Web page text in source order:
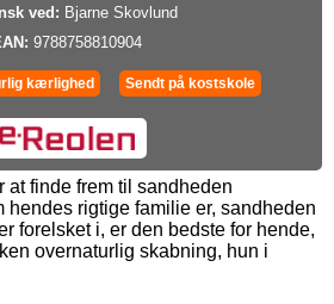
ved: Bjarne Skovlund
9788758810904
kærlighed Sendt på kostskole
at finde frem til sandheden
hendes rigtige familie er, sandheden
forelsket i, er den bedste for hende,
overnaturlig skabning, hun i